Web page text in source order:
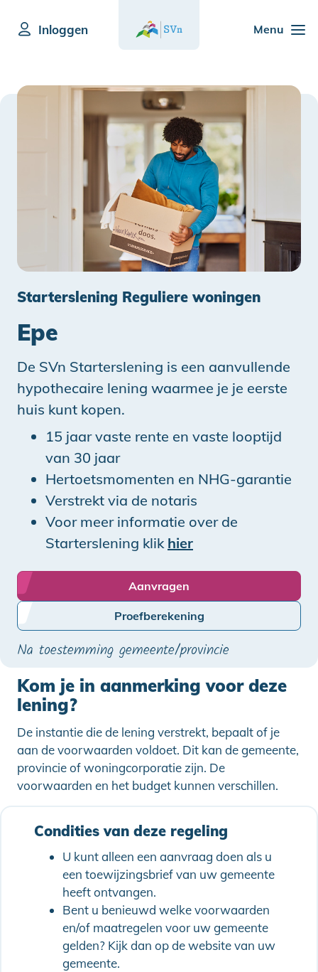
Menu
Inloggen
Starterslening Reguliere woningen
Epe
De SVn Starterslening is een aanvullende
hypothecaire lening waarmee je je eerste
huis kunt kopen.
15 jaar vaste rente en vaste looptijd
van 30 jaar
Hertoetsmomenten en NHG-garantie
Verstrekt via de notaris
Voor meer informatie over de
Starterslening klik hier
Aanvragen
Proefberekening
Na toestemming gemeente/provincie
Kom je in aanmerking voor deze
lening?
De instantie die de lening verstrekt, bepaalt of je
aan de voorwaarden voldoet. Dit kan de gemeente,
provincie of woningcorporatie zijn. De
voorwaarden en het budget kunnen verschillen.
Condities van deze regeling
U kunt alleen een aanvraag doen als u
een toewijzingsbrief van uw gemeente
heeft ontvangen.
Bent u benieuwd welke voorwaarden
en/of maatregelen voor uw gemeente
gelden? Kijk dan op de website van uw
gemeente.